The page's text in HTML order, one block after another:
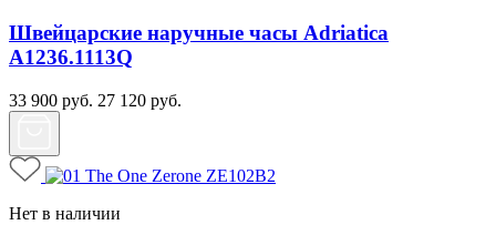
Швейцарские наручные часы Adriatica
A1236.1113Q
33 900 руб. 27 120 руб.
Нет в наличии